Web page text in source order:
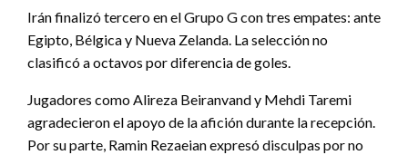
Irán finalizó tercero en el Grupo G con tres empates: ante
Egipto, Bélgica y Nueva Zelanda. La selección no
clasificó a octavos por diferencia de goles.
Jugadores como Alireza Beiranvand y Mehdi Taremi
agradecieron el apoyo de la afición durante la recepción.
Por su parte, Ramin Rezaeian expresó disculpas por no